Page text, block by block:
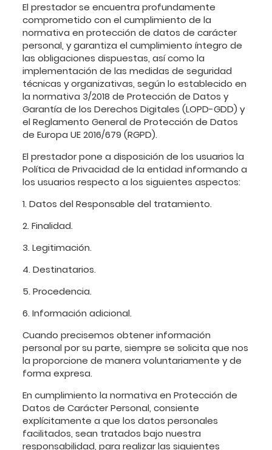
El prestador se encuentra profundamente
comprometido con el cumplimiento de la
normativa en protección de datos de carácter
personal, y garantiza el cumplimiento íntegro de
las obligaciones dispuestas, así como la
implementación de las medidas de seguridad
técnicas y organizativas, según lo establecido en
la normativa 3/2018 de Protección de Datos y
Garantía de los Derechos Digitales (LOPD-GDD) y
el Reglamento General de Protección de Datos
de Europa UE 2016/679 (RGPD).
El prestador pone a disposición de los usuarios la
Política de Privacidad de la entidad informando a
los usuarios respecto a los siguientes aspectos:
1. Datos del Responsable del tratamiento.
2. Finalidad.
3. Legitimación.
4. Destinatarios.
5. Procedencia.
6. Información adicional.
Cuando precisemos obtener información
personal por su parte, siempre se solicita que nos
la proporcione de manera voluntariamente y de
forma expresa.
En cumplimiento la normativa en Protección de
Datos de Carácter Personal, consiente
explícitamente a que los datos personales
facilitados, sean tratados bajo nuestra
responsabilidad, para realizar las siguientes